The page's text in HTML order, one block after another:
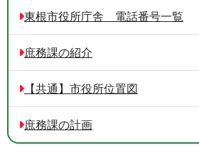
東根市役所庁舎 電話番号一覧
庶務課の紹介
【共通】市役所位置図
庶務課の計画